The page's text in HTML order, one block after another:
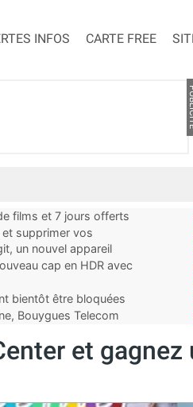
INFOS CARTE FREE
films et 7 jours offerts
supprimer vos
un nouvel appareil
cap en HDR avec
bientôt être bloquées
Bouygues Telecom
et gagnez